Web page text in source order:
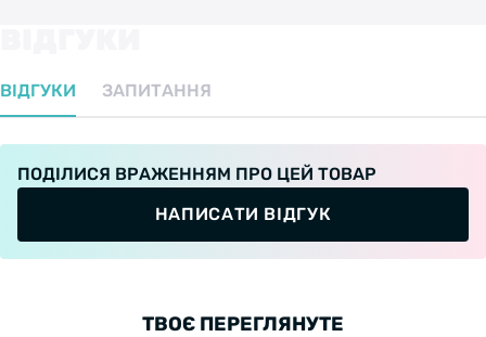
ВІДГУКИ ЗАПИТАННЯ
ПОДІЛИСЯ ВРАЖЕННЯМ ПРО ЦЕЙ ТОВАР
НАПИСАТИ ВІДГУК
ТВОЄ ПЕРЕГЛЯНУТЕ